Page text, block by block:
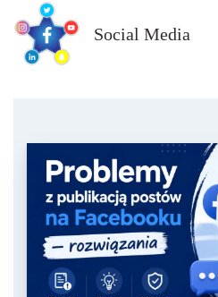
content
Social Media